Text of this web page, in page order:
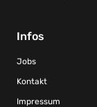
Infos
Jobs
Kontakt
Impressum